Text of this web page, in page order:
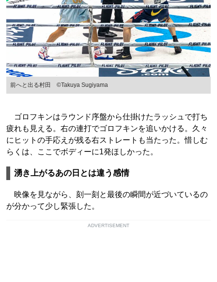
前へと出る村田 ©Takuya Sugiyama
ゴロフキンはラウンド序盤から仕掛けたラッシュで打ち
疲れも見える。右の連打でゴロフキンを追いかける。久々
にヒットの手応えが残る右ストレートも当たった。惜しむ
らくは、ここでボディーに1発ほしかった。
湧き上がるあの日とは違う感情
映像を見ながら、刻一刻と最後の瞬間が近づいているの
が分かって少し緊張した。
ADVERTISEMENT